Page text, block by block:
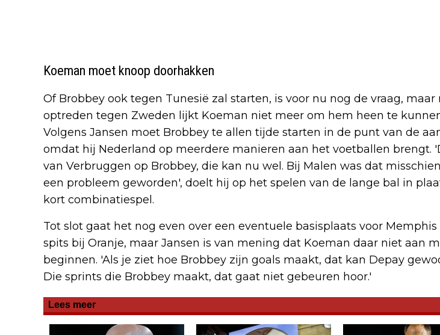
Koeman moet knoop doorhakken
Of Brobbey ook tegen Tunesië zal starten, is voor nu nog de vraag, maar
optreden tegen Zweden lijkt Koeman niet meer om hem heen te
Volgens Jansen moet Brobbey te allen tijde starten in de punt van de
omdat hij Nederland op meerdere manieren aan het voetballen brengt.
van Verbruggen op Brobbey, die kan nu wel. Bij Malen was dat
een probleem geworden', doelt hij op het spelen van de lange bal in
kort combinatiespel.
Tot slot gaat het nog even over een eventuele basisplaats voor Memphis
spits bij Oranje, maar Jansen is van mening dat Koeman daar niet aan
beginnen. 'Als je ziet hoe Brobbey zijn goals maakt, dat kan Depay
Die sprints die Brobbey maakt, dat gaat niet gebeuren hoor.'